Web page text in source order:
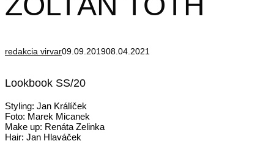
redakcia virvar09.09.201908.04.2021
Lookbook SS/20
Styling: Jan Králíček
Foto: Marek Micanek
Make up: Renáta Zelinka
Hair: Jan Hlaváček